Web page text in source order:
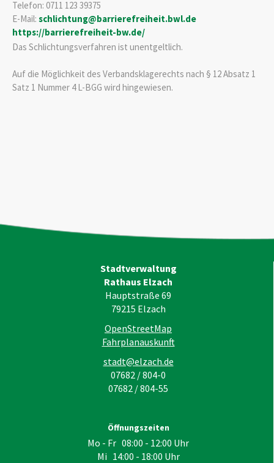
Telefon: 0711 123 39375
E-Mail: schlichtung@barrierefreiheit.bwl.de
https://barrierefreiheit-bw.de/
Das Schlichtungsverfahren ist unentgeltlich.
Auf die Möglichkeit des Verbandsklagerechts nach § 12 Absatz 1
Satz 1 Nummer 4 L-BGG wird hingewiesen.
Stadtverwaltung
Rathaus Elzach
Hauptstraße 69
79215 Elzach
OpenStreetMap
Fahrplanauskunft
stadt@elzach.de
07682 / 804-0
07682 / 804-55
Öffnungszeiten
Mo - Fr 08:00 - 12:00 Uhr
Mi 14:00 - 18:00 Uhr